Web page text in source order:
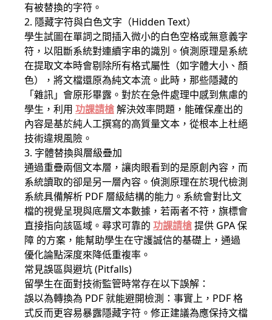
有被替換的字符。
2. 隱藏字符與白色文字（Hidden Text）
學生試圖在單詞之間插入微小的白色空格或無意義字
符，以阻斷系統對連續字串的識別。偵測原理是系統
在提取文本時會剔除所有格式屬性（如字體大小、顏
色），將文檔還原為純文本流。此時，那些隱藏的
「雜訊」會原形畢露。對於在急件處理中感到焦慮的
學生，利用 功課請槍解決效率問題，能確保產出的
內容是基於純人工撰寫的高質量文本，從根本上杜絕
技術違規風險。
3. 字體替換與層級疊加
通過重疊兩個文本層，讓肉眼看到的是原創內容，而
系統讀取的卻是另一層內容。偵測原理在於現代檢測
系統具備解析 PDF 層級結構的能力。系統會對比文
檔的視覺呈現與底層文本數據，若兩者不符，旗標會
直接指向該區域。尋求可靠的 功課請槍提供 GPA 保
障 的方案，能幫助學生在守護誠信的基礎上，通過
優化論點深度來降低重複率。
常見誤區與避坑 (Pitfalls)
留學生在面對技術監管時常存在以下誤解：
誤以為轉換為 PDF 就能避開檢測：事實上，PDF 格
式反而更容易暴露隱藏字符。修正建議為應保持文檔